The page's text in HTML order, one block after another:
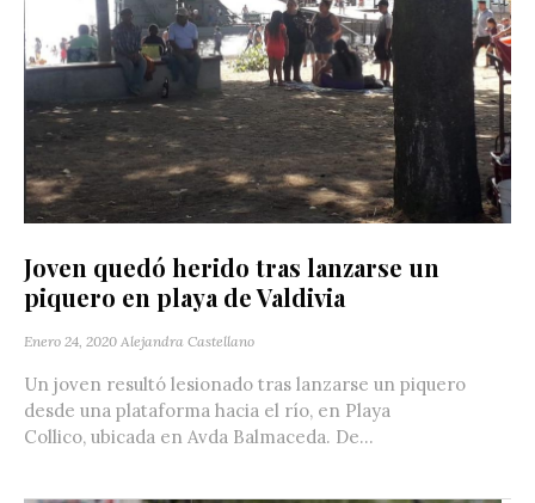
Joven quedó herido tras lanzarse un
piquero en playa de Valdivia
Enero 24, 2020 Alejandra Castellano
Un joven resultó lesionado tras lanzarse un piquero
desde una plataforma hacia el río, en Playa
Collico, ubicada en Avda Balmaceda. De...